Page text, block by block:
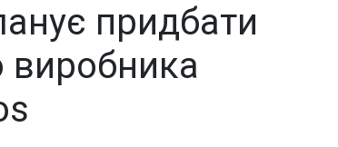
придбати
виробника